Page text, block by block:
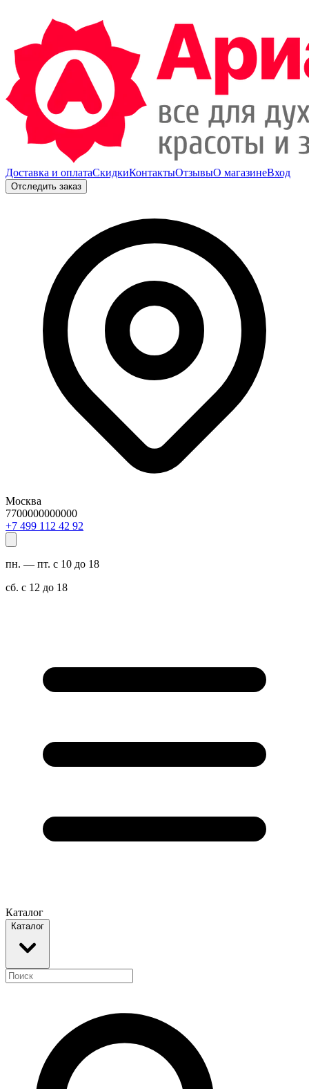
Доставка и оплатаСкидкиКонтактыОтзывыО магазинеВход
Отследить заказ
Москва
7700000000000
29 24 211 994 7+
пн. — пт. с 10 до 18
сб. с 12 до 18
Каталог
Каталог